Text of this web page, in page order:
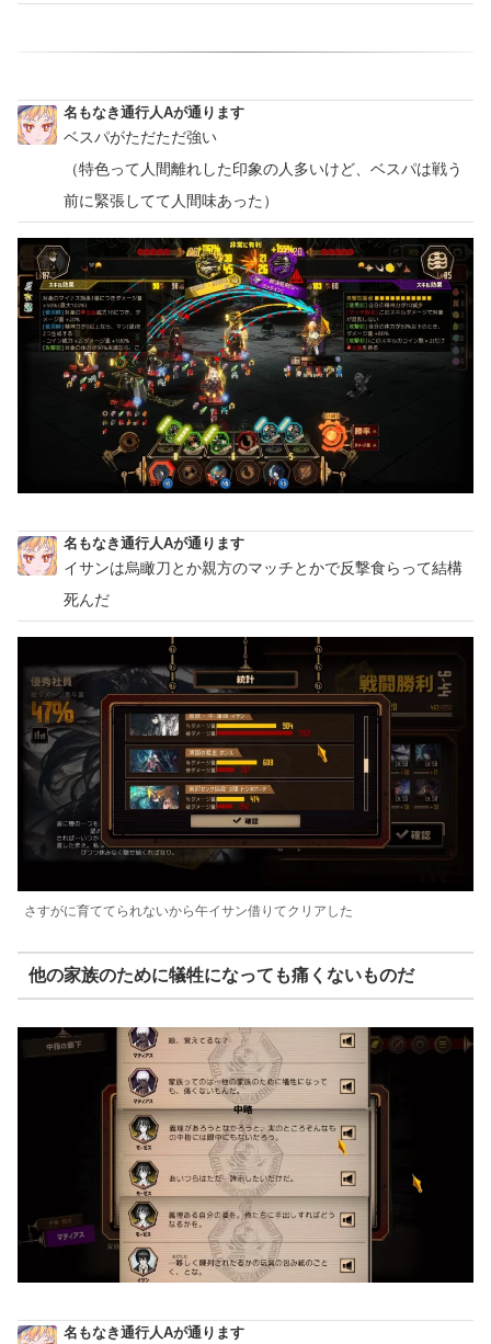
名もなき通行人Aが通ります
ベスパがただただ強い
（特色って人間離れした印象の人多いけど、ベスパは戦う
前に緊張してて人間味あった）
名もなき通行人Aが通ります
イサンは烏瞰刀とか親方のマッチとかで反撃食らって結構
死んだ
さすがに育ててられないから午イサン借りてクリアした
他の家族のために犠牲になっても痛くないものだ
名もなき通行人Aが通ります